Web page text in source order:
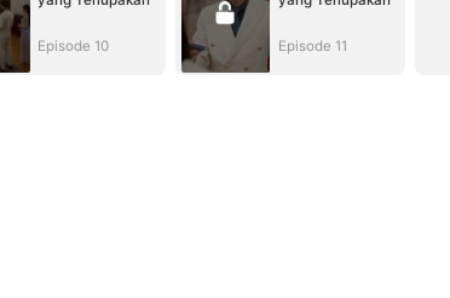
Episode 10 Episode 11